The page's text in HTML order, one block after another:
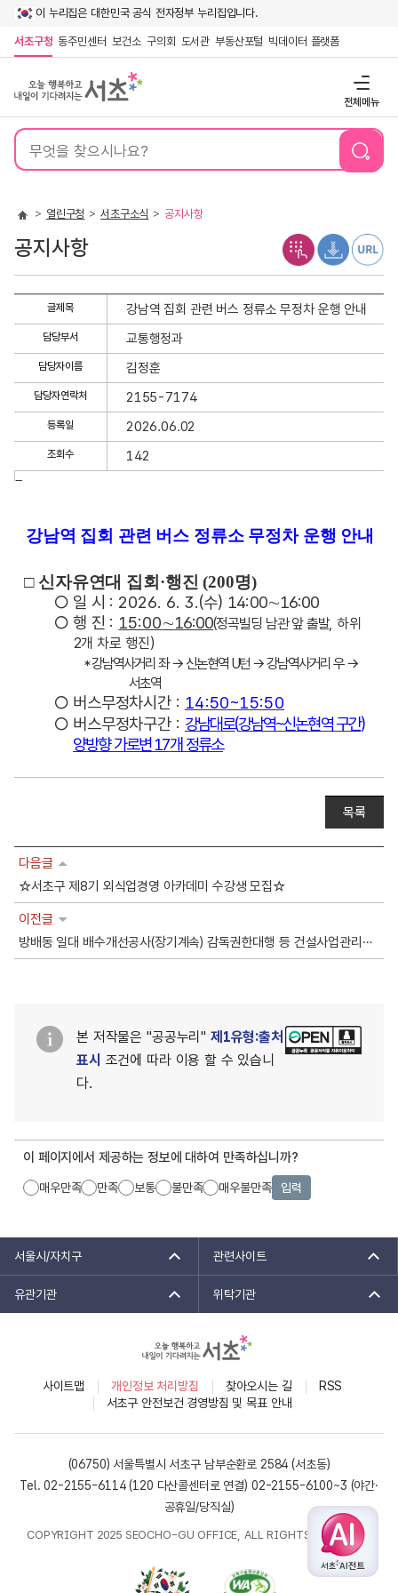
이 누리집은 대한민국 공식 전자정부 누리집입니다.
서초구청 동주민센터 보건소 구의회 도서관 부동산포털 빅데이터 플랫폼
전체메뉴
통
검
열린구청 서초구소식 공지사항
공지사항
지
상
보
기
글제목 강남역 집회 관련 버스 정류소 무정차 운행 안내
담당부서 교통행정과
담당자이름 김정훈
담당자연락처 2155-7174
등록일 2026.06.02
조회수 142
글
강남역 집회 관련 버스 정류소 무정차 운행 안내
□ 신자유연대 집회 ·행진(200명)
○ 일 시 : 2026. 6. 3.(수) 14:00∼16:00
○행 진 : 15:00∼16:00(정곡빌딩 남관 앞출발, 하위
2개 차로 행진)
*강남역사거리 좌→신논현역 U턴 →강남역사거리 우→
서초역
○ 버스무정차시간 : 14:50~15:50
○ 버스무정차구간 : 강남대로(강남역~신논현역 구간)
양방향 가로변17개 정류소
목록
다음글
☆서초구 제8기 외식업경영 아카데미 수강생 모집☆
이전글
방배동 일대 배수개선공사(장기계속) 감독권한대행 등 건설사업관리용역 참여기술인 업무중복도 자료공개
본 저작물은 "공공누리" 제1유형:출처
표시 조건에 따라 이용 할 수 있습니
다.
이 페이지에서 제공하는 정보에 대하여 만족하십니까?
매우만족 만족 보통 불만족 매우불만족 입력
서울시/자치구 관련사이트
유관기관 위탁기관
사이트맵 개인정보 처리방침 찾아오시는 길
RSS
서초구 안전보건 경영방침 및 목표 안내
(06750) 서울특별시 서초구 남부순환로 2584 (서초동)
Tel. 02-2155-6114 (120 다산콜센터로 연결) 02-2155-6100~3 (야간·
공휴일/당직실)
COPYRIGHT 2025 SEOCHO-GU OFFICE, ALL RIGHTS RESERVED.